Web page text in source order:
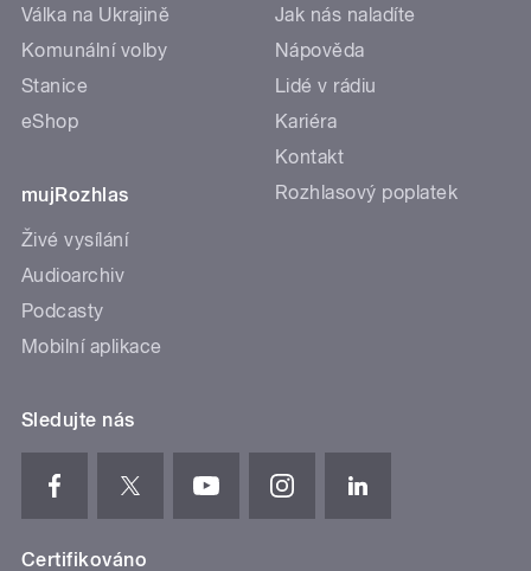
Válka na Ukrajině
Komunální volby
Stanice
eShop
mujRozhlas
Živé vysílání
Audioarchiv
Podcasty
Mobilní aplikace
Jak nás naladíte
Nápověda
Lidé v rádiu
Kariéra
Kontakt
Rozhlasový poplatek
Sledujte nás
Certifikováno